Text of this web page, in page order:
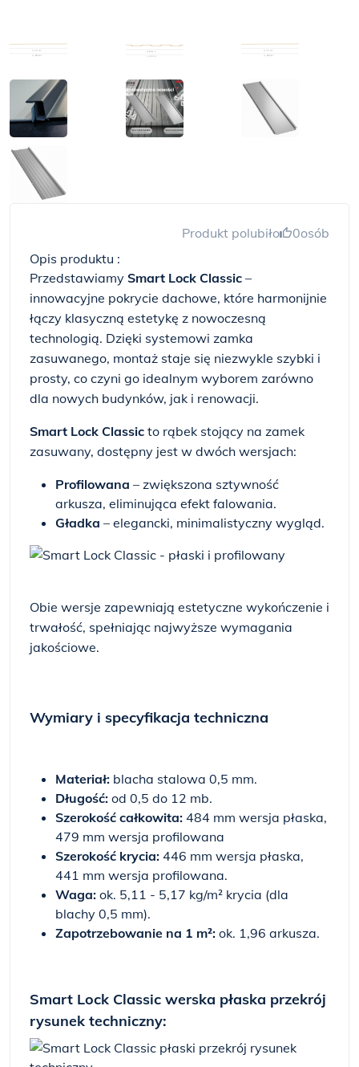
Produkt polubiło 0osób
Opis produktu :
Przedstawiamy Smart Lock Classic –
innowacyjne pokrycie dachowe, które harmonijnie
łączy klasyczną estetykę z nowoczesną
technologią. Dzięki systemowi zamka
zasuwanego, montaż staje się niezwykle szybki i
prosty, co czyni go idealnym wyborem zarówno
dla nowych budynków, jak i renowacji.
Smart Lock Classic to rąbek stojący na zamek
zasuwany, dostępny jest w dwóch wersjach:
Profilowana – zwiększona sztywność
arkusza, eliminująca efekt falowania.
Gładka – elegancki, minimalistyczny wygląd.
Obie wersje zapewniają estetyczne wykończenie i
trwałość, spełniając najwyższe wymagania
jakościowe.
Wymiary i specyfikacja techniczna
Materiał: blacha stalowa 0,5 mm.
Długość: od 0,5 do 12 mb.
Szerokość całkowita: 484 mm wersja płaska,
479 mm wersja profilowana
Szerokość krycia: 446 mm wersja płaska,
441 mm wersja profilowana.
Waga: ok. 5,11 - 5,17 kg/m² krycia (dla
blachy 0,5 mm).
Zapotrzebowanie na 1 m²: ok. 1,96 arkusza.
Smart Lock Classic werska płaska przekrój
rysunek techniczny: